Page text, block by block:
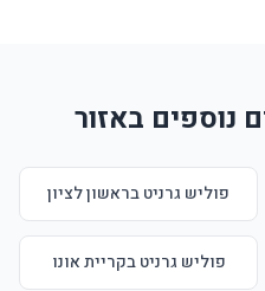
נוספים באזור
פוליש גרניט בראשון לציון
פוליש גרניט בקריית אונו